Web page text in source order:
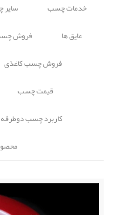
خدمات چسب
عایق ها
فروش
فروش چسب کاغذی
قیمت چسب
کاربرد چسب دوطرفه